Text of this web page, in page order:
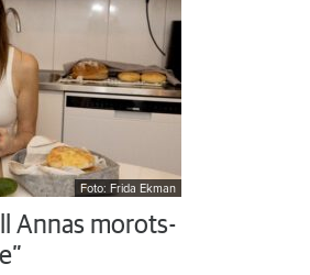
Foto: Frida Ekman
Annas morots-